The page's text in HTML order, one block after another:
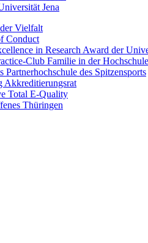
Jena
Vielfalt
Conduct
in Research Award der
Club Familie in der Hochschule
Partnerhochschule des Spitzensports
Akkreditierungsrat
Total E-Quality
Thüringen